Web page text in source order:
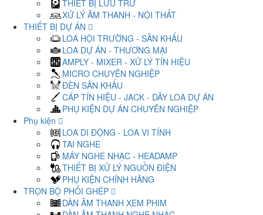
THIẾT BỊ LƯU TRỮ
XỬ LÝ ÂM THANH - NỘI THẤT
THIẾT BỊ DỰ ÁN
LOA HỘI TRƯỜNG - SÂN KHẤU
LOA DỰ ÁN - THƯƠNG MẠI
AMPLY - MIXER - XỬ LÝ TÍN HIỆU
MICRO CHUYÊN NGHIỆP
ĐÈN SÂN KHẤU
CÁP TÍN HIỆU - JACK - DÂY LOA DỰ ÁN
PHỤ KIỆN DỰ ÁN CHUYÊN NGHIỆP
Phụ kiện
LOA DI ĐỘNG - LOA VI TÍNH
TAI NGHE
MÁY NGHE NHẠC - HEADAMP
THIẾT BỊ XỬ LÝ NGUỒN ĐIỆN
PHỤ KIỆN CHÍNH HÃNG
TRỌN BỘ PHỐI GHÉP
DÀN ÂM THANH XEM PHIM